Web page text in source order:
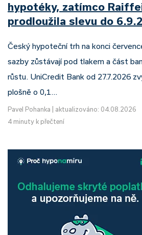
hypotéky, zatímco
prodloužila slevu do
Český hypoteční trh na konci
sazby zůstávají pod tlakem a část
růstu. UniCredit Bank od 27.7.2026
plošně o 0,1…
Pavel Pohanka
aktualizováno: 04.08.2026
4 minuty k přečtení